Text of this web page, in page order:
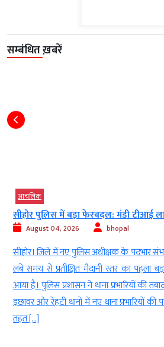
सम्बंधित ख़बरें
आचंलिक
सीहोर पुलिस में बड़ा फेरबदल: मंडी टीआई
August 04, 2026 bhopal
सीहोर। जिले में नए पुलिस अधीक्षक के पदभार
लंबे समय से प्रतीक्षित मैदानी स्तर का पहला
आया है। पुलिस प्रशासन ने थाना प्रभारियों की
इछावर और रेहटी थानों में नए थाना प्रभारियों
तहत […]